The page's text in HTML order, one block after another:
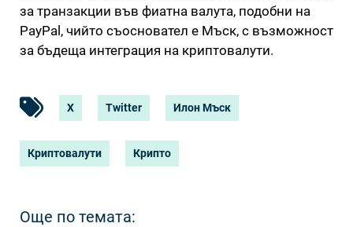
за транзакции във фиатна валута, подобни на
PayPal, чийто съосновател е Мъск, с възможност
за бъдеща интеграция на криптовалути.
X Twitter Илон Мъск
Криптовалути Крипто
Още по темата: